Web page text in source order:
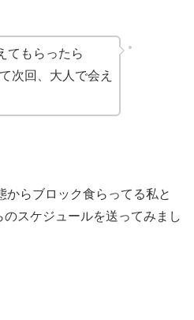
てもらったら
次回、大人で会え
からブロック食らってる私と
スケジュールを送ってみまし